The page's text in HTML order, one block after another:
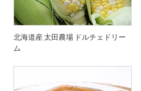
北海道産 太田農場 ドルチェドリー
ム